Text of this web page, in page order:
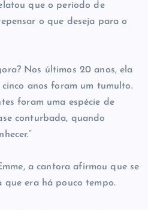
que o período de
o que deseja para o
Nos últimos 20 anos, ela
anos foram um tumulto.
foram uma espécie de
conturbada, quando
a cantora afirmou que se
que era há pouco tempo.